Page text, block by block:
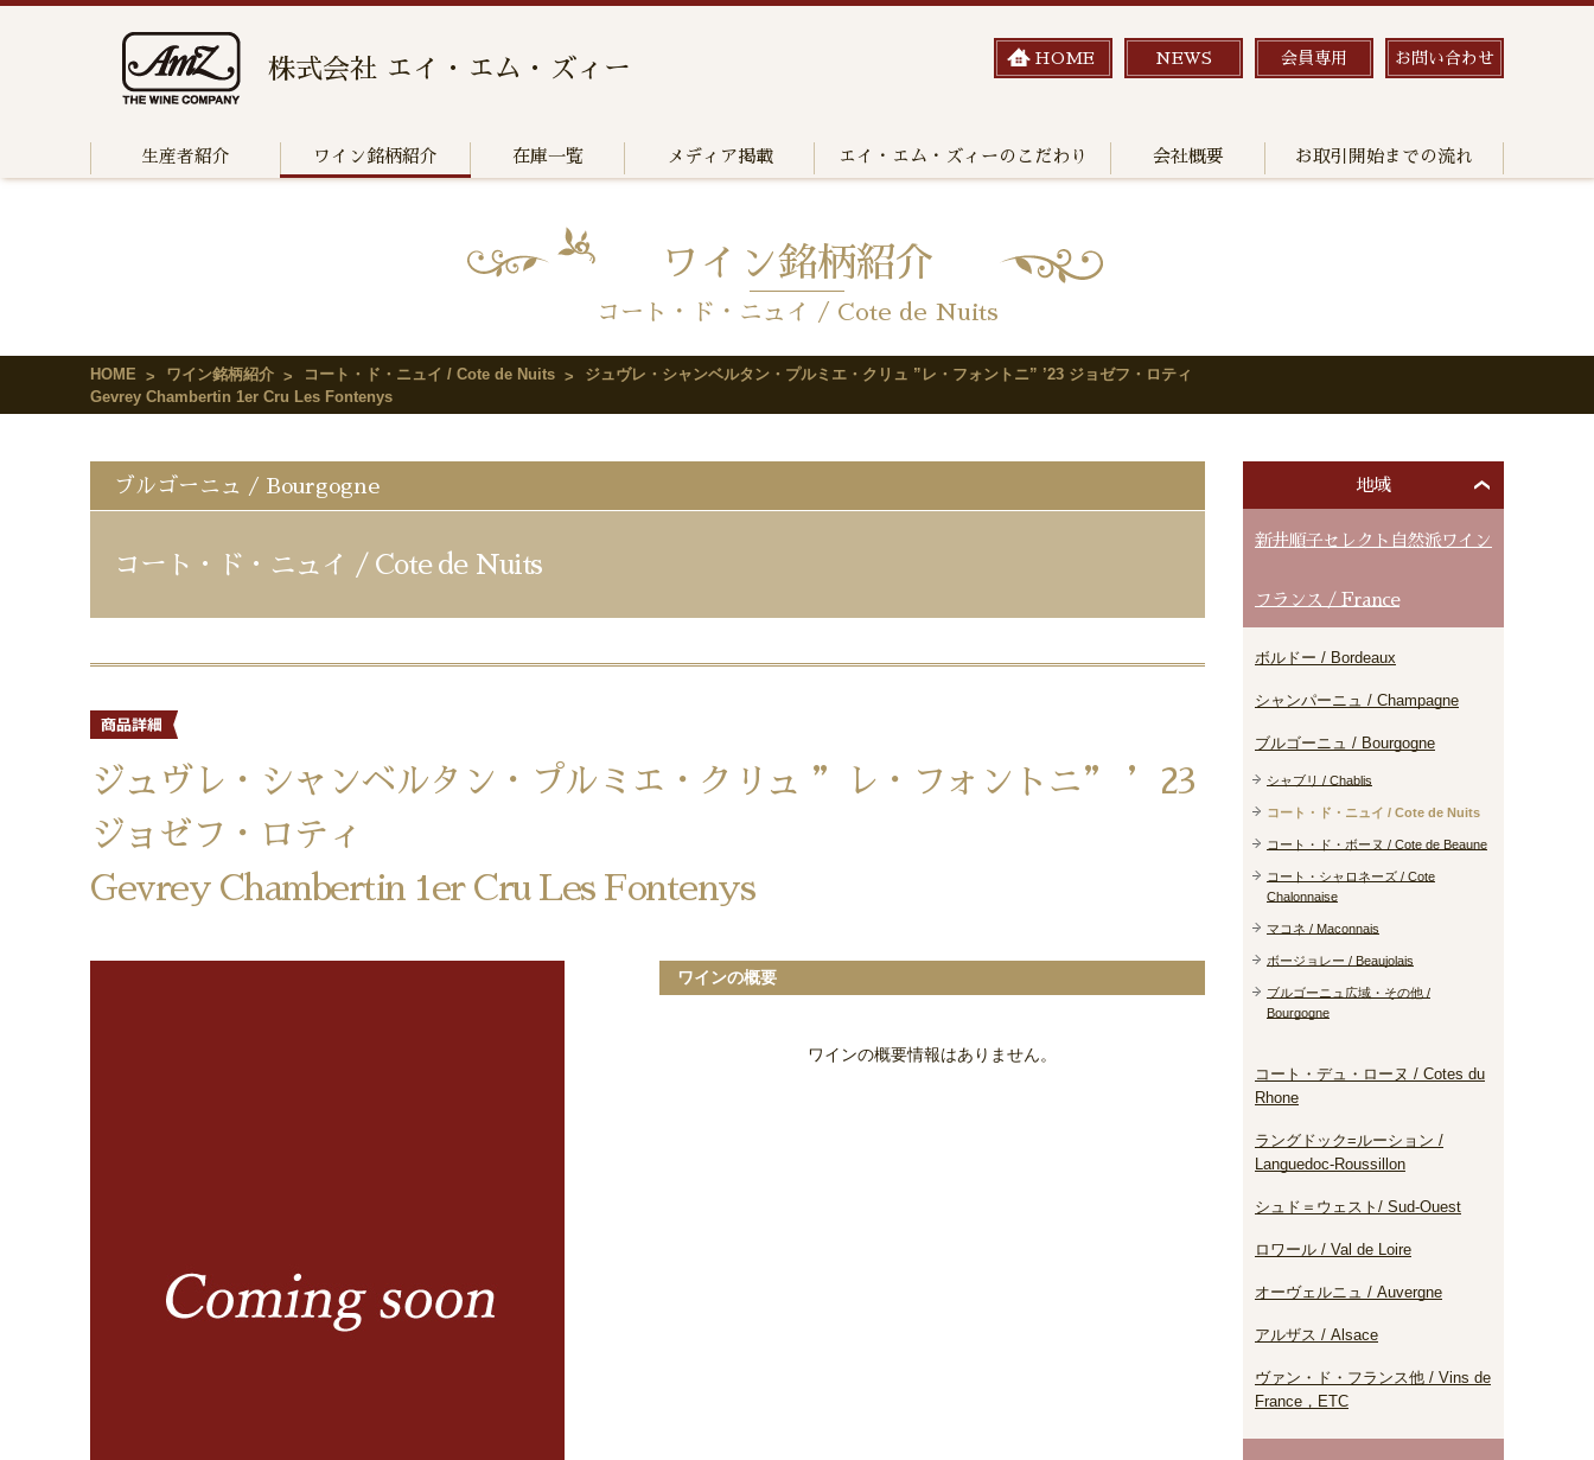
株式会社 エイ・エム・ズィー HOME NEWS 会員専用 お問い合わせ
生産者紹介 ワイン銘柄紹介 在庫一覧 メディア掲載 エイ・エム・ズィーのこだわり 会社概要 お取引開始までの流れ
ワイン銘柄紹介
コート・ド・ニュイ / Cote de Nuits
HOME ワイン銘柄紹介 コート・ド・ニュイ / Cote de Nuits
ジュヴレ・シャンベルタン・プルミエ・クリュ ”レ・フォントニ” ’23 ジョゼフ・ロティ
Gevrey Chambertin 1er Cru Les Fontenys
ブルゴーニュ / Bourgogne
コート・ド・ニュイ / Cote de Nuits
ジュヴレ・シャンベルタン・プルミエ・クリュ ”レ・フォントニ” ’23
ジョゼフ・ロティ
Gevrey Chambertin 1er Cru Les Fontenys
ワインの概要
ワインの概要情報はありません。
地域
新井順子セレクト自然派ワイン
フランス / France
ボルドー / Bordeaux
シャンパーニュ / Champagne
ブルゴーニュ / Bourgogne
シャブリ / Chablis
コート・ド・ニュイ / Cote de Nuits
コート・ド・ボーヌ / Cote de Beaune
コート・シャロネーズ / Cote
Chalonnaise
マコネ / Maconnais
ボージョレー / Beaujolais
ブルゴーニュ広域・その他 /
Bourgogne
コート・デュ・ローヌ / Cotes du
Rhone
ラングドック=ルーション /
Languedoc-Roussillon
シュド＝ウェスト/ Sud-Ouest
ロワール / Val de Loire
オーヴェルニュ / Auvergne
アルザス / Alsace
ヴァン・ド・フランス他 / Vins de
France，ETC